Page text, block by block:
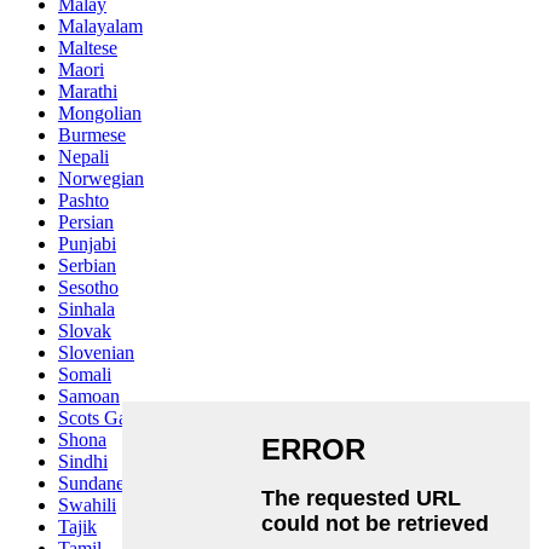
Malay
Malayalam
Maltese
Maori
Marathi
Mongolian
Burmese
Nepali
Norwegian
Pashto
Persian
Punjabi
Serbian
Sesotho
Sinhala
Slovak
Slovenian
Somali
Samoan
Scots Gaelic
Shona
Sindhi
Sundanese
Swahili
Tajik